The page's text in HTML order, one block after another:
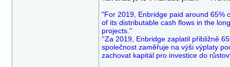
"For 2019, Enbridge paid around 65%
of its distributable cash flows in the
projects.''
''Za 2019, Enbridge zaplatil přibližně
společnost zaměřuje na výši výplaty
zachovat kapitál pro investice do